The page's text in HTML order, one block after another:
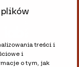
treści i
i
o tym, jak